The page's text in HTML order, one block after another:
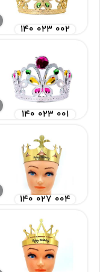
۱۴۰ ۰۲۳ ۰۰۲
۱۴۰ ۰۲۳ ۰۰۱
۱۴۰ ۰۲۷ ۰۰۴